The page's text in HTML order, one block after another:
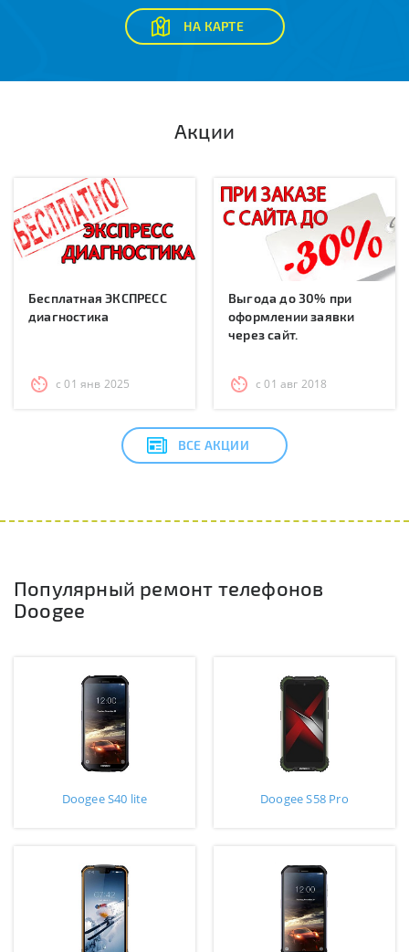
НА КАРТЕ
Акции
Бесплатная ЭКСПРЕСС
диагностика
с 01 янв 2025
Выгода до 30% при
оформлении заявки
через сайт.
с 01 авг 2018
ВСЕ АКЦИИ
Популярный ремонт телефонов
Doogee
Doogee S40 lite Doogee S58 Pro